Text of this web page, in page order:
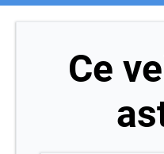
Ce